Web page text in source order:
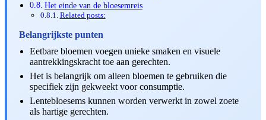
Het einde van de bloesemreis
Related posts:
Belangrijkste punten
Eetbare bloemen voegen unieke smaken en visuele
aantrekkingskracht toe aan gerechten.
Het is belangrijk om alleen bloemen te gebruiken die
specifiek zijn gekweekt voor consumptie.
Lentebloesems kunnen worden verwerkt in zowel zoete
als hartige gerechten.